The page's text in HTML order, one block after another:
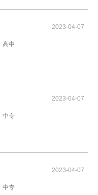
2023-04-07
高中
2023-04-07
中专
2023-04-07
中专